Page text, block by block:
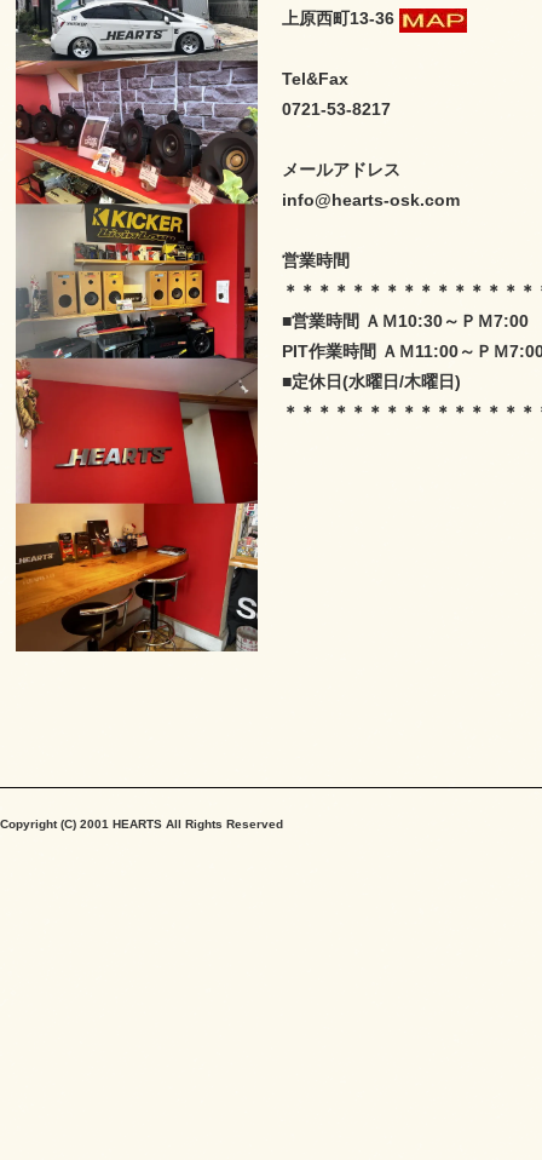
上原西町13-36
Tel&Fax
0721-53-8217
メールアドレス
info@hearts-osk.com
営業時間
＊＊＊＊＊＊＊＊＊＊＊＊＊＊＊
■営業時間 ＡＭ10:30～ＰＭ
PIT作業時間 ＡＭ11:00～ＰＭ
■定休日(水曜日/木曜日)
＊＊＊＊＊＊＊＊＊＊＊＊＊＊＊
Copyright (C) 2001 HEARTS All Rights Reserved